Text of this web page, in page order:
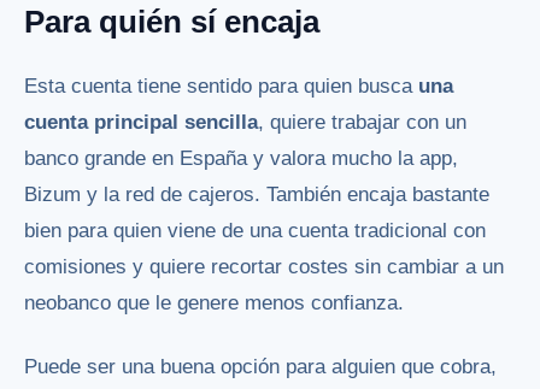
Para quién sí encaja
Esta cuenta tiene sentido para quien busca una
cuenta principal sencilla, quiere trabajar con un
banco grande en España y valora mucho la app,
Bizum y la red de cajeros. También encaja bastante
bien para quien viene de una cuenta tradicional con
comisiones y quiere recortar costes sin cambiar a un
neobanco que le genere menos confianza.
Puede ser una buena opción para alguien que cobra,